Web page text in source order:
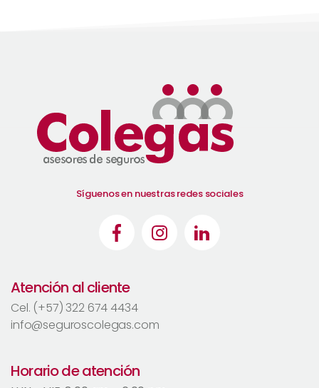
Síguenos en nuestras redes sociales
Atención al cliente
Cel. (+57) 322 674 4434
info@seguroscolegas.com
Horario de atención